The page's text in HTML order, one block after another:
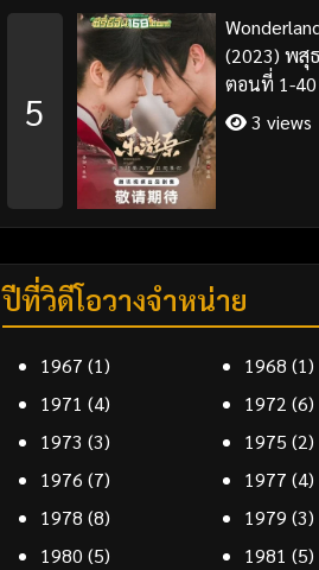
5
(2023) พสุธ
ตอนที่ 1-
ไทย+พากย์ไ
3 views
ปีที่วิดีโอวางจำหน่าย
1967 (1) 1968 (1)
1971 (4) 1972 (6)
1973 (3) 1975 (2)
1976 (7) 1977 (4)
1978 (8) 1979 (3)
1980 (5) 1981 (5)